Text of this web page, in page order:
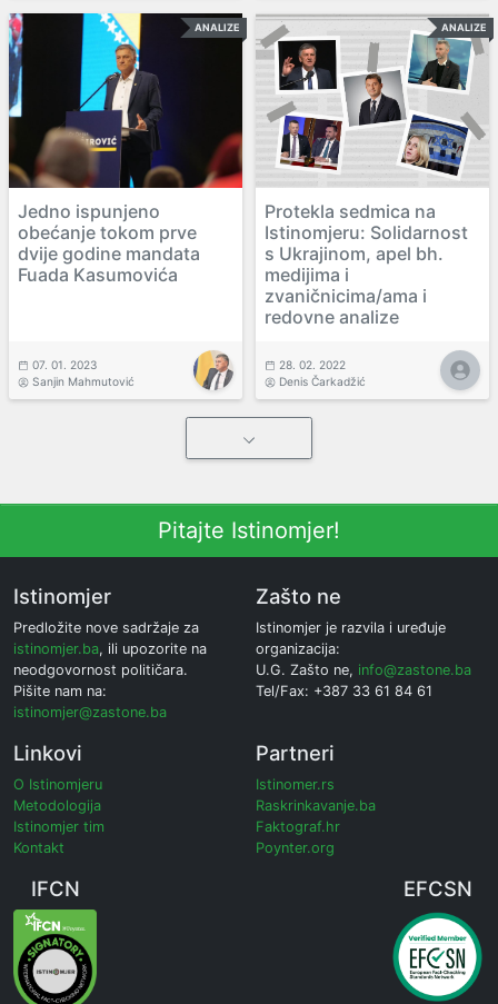
ANALIZE
Jedno ispunjeno
obećanje tokom prve
dvije godine mandata
Fuada Kasumovića
07. 01. 2023
Sanjin Mahmutović
ANALIZE
Protekla sedmica na
Istinomjeru: Solidarnost
s Ukrajinom, apel bh.
medijima i
zvaničnicima/ama i
redovne analize
28. 02. 2022
Denis Čarkadžić
Pitajte Istinomjer!
Istinomjer
Predložite nove sadržaje za
istinomjer.ba, ili upozorite na
neodgovornost političara.
Pišite nam na:
istinomjer@zastone.ba
Zašto ne
Istinomjer je razvila i uređuje
organizacija:
U.G. Zašto ne, info@zastone.ba
Tel/Fax: +387 33 61 84 61
Linkovi
O Istinomjeru
Metodologija
Istinomjer tim
Kontakt
Partneri
Istinomer.rs
Raskrinkavanje.ba
Faktograf.hr
Poynter.org
IFCN EFCSN